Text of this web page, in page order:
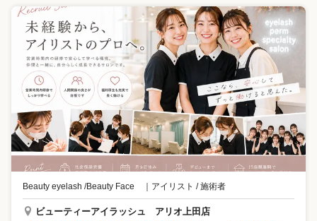
Beauty eyelash /Beauty Face アイリスト / 施術者
ビューティーアイラッシュ アリオ上田店